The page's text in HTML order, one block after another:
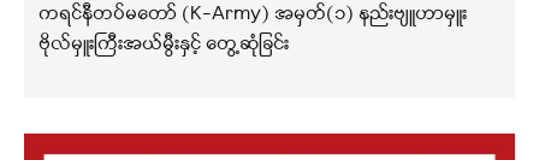
ကရင်နီတပ်မတော် (K-Army) အမှတ်(၁) နည်းဗျူဟာမှူး
ဗိုလ်မှူးကြီးအယ်မွီးနှင့် တွေ့ဆုံခြင်း